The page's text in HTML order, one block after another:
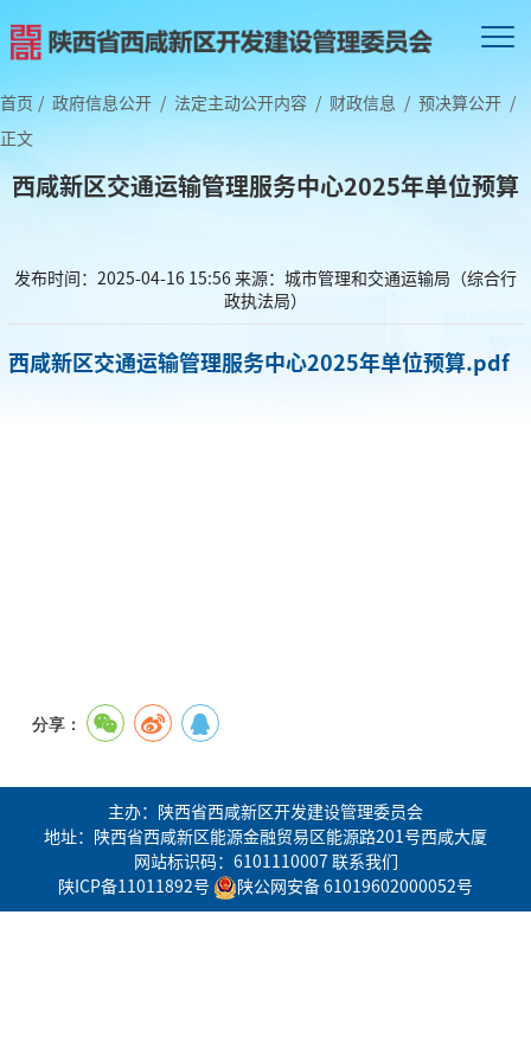
首页 / 政府信息公开 / 法定主动公开内容 / 财政信息 / 预决算公开 /
正文
西咸新区交通运输管理服务中心2025年单位预算
发布时间：2025-04-16 15:56来源：城市管理和交通运输局（综合行
政执法局）
西咸新区交通运输管理服务中心2025年单位预算.pdf
分享：
主办：陕西省西咸新区开发建设管理委员会
地址：陕西省西咸新区能源金融贸易区能源路201号西咸大厦
网站标识码：6101110007 联系我们
陕ICP备11011892号
陕公网安备 61019602000052号